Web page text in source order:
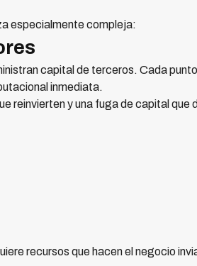
especialmente compleja:
capital de terceros. Cada
inmediata.
reinvierten y una fuga de capital que
recursos que hacen el negocio